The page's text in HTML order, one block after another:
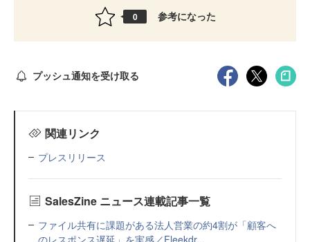
0 参考になった
プッシュ通知を受け取る
関連リンク
プレスリリース
SalesZine ニュース連載記事一覧
ファイル共有に課題がある法人営業の約4割が「顧客へ
のレスポンス遅延」を実感／Fleekdr...